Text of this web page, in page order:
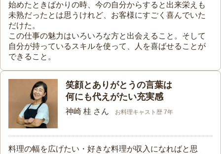
始めたときばかりの時、今の自分からすると出来栄えも
未熟だったとは思うけれど、お客様にすごく喜んでいた
だけた。
この仕事の魅力はいろいろな方と出会えること。そして
自分が持っているスキルを使って、人を喜ばせることが
できること。
笑顔とありがとうの言葉は
何にも代えがたい充実感
神崎 桂 さん お料理キャスト歴 7年
料理の幅を広げたい・好きな料理が収入になればと思